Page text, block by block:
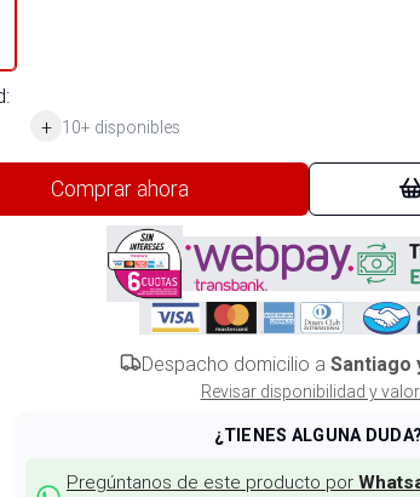
+ 10+ disponibles
Comprar ahora
Despacho domicilio a Santiago
Revisar disponibilidad y
¿TIENES ALGUNA DUDA?
Pregúntanos de este producto por